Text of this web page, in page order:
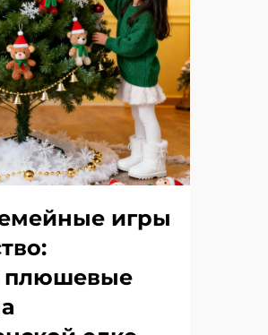
игры
плюшевые